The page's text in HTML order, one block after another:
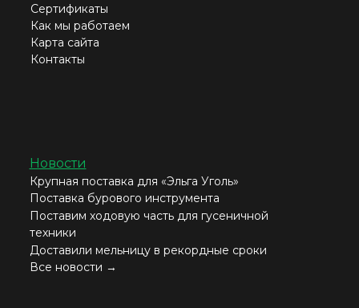
Новости
Крупная поставка для «Эльга Уголь»
Поставка бурового инструмента
Поставим ходовую часть для гусеничной
техники
Доставили мельницу в рекордные сроки
Все новости →
Сертификаты
Как мы работаем
Карта сайта
Контакты